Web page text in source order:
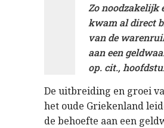
Zo noodzakelijk
kwam al direct
van de
aan een
op. cit.,
De uitbreiding en groei
het oude Griekenland
de behoefte aan een